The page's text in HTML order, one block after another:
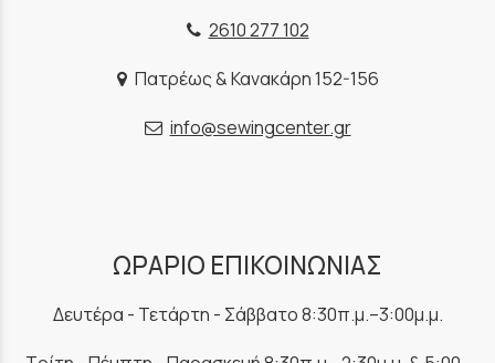
2610 277 102
Πατρέως & Κανακάρη 152-156
info@sewingcenter.gr
ΩΡΑΡΙΟ ΕΠΙΚΟΙΝΩΝΙΑΣ
Δευτέρα - Τετάρτη - Σάββατο 8:30π.μ.–3:00μ.μ.